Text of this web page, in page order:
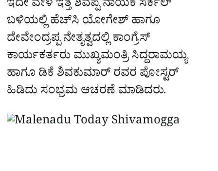
ಇದೇ ವೇಳೆ ಇತ್ತ ಶಿವಪ್ಪ ನಾಯಕ ಸರ್ಕಲ್‌
ಬಳಿಯಲ್ಲಿ ಹೆಚ್‌ಸಿ ಯೋಗೇಶ್‌ ಹಾಗೂ
ದೇವೇಂದ್ರಪ್ಪ ನೇತೃತ್ವದಲ್ಲಿ ಕಾಂಗ್ರೆಸ್‌
ಕಾರ್ಯಕರ್ತರು ಮುಖ್ಯಮಂತ್ರಿ ಸಿದ್ದರಾಮಯ್ಯ
ಹಾಗೂ ಡಿಕೆ ಶಿವಕುಮಾರ್‌ ರವರ ಪೋಸ್ಟರ್‌
ಹಿಡಿದು ಸಂಭ್ರಮ ಆಚರಣೆ ಮಾಡಿದರು.